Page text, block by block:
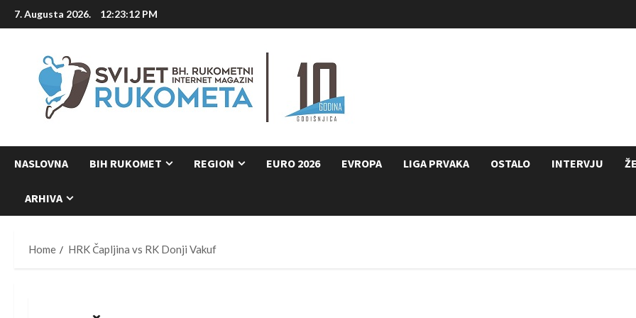
Skip
to
7. Augusta 2026. 12:23:12 PM
NASLOVNA BIH RUKOMET REGION EURO 2026 EVROPA LIGA PRVAKA OSTALO INTERVJU
ARHIVA
Home HRK Čapljina vs RK Donji Vakuf